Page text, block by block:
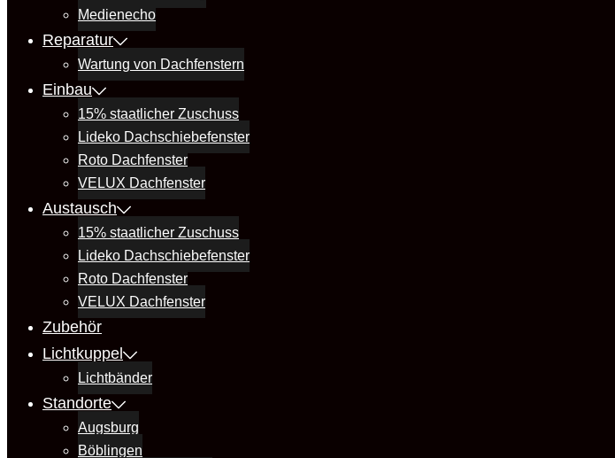
Medienecho
Reparatur
Wartung von Dachfenstern
Einbau
15% staatlicher Zuschuss
Lideko Dachschiebefenster
Roto Dachfenster
VELUX Dachfenster
Austausch
15% staatlicher Zuschuss
Lideko Dachschiebefenster
Roto Dachfenster
VELUX Dachfenster
Zubehör
Lichtkuppel
Lichtbänder
Standorte
Augsburg
Böblingen